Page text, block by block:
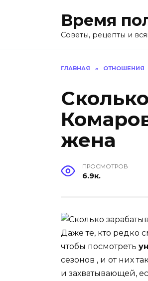
Время
Советы, рецепты и
ГЛАВНАЯ » ОТНОШЕНИЯ
жена
ПРОСМОТРОВ
6.9к.
Даже те, кто редко
чтобы посмотреть
сезонов , и от них
и захватывающей,